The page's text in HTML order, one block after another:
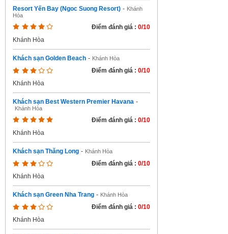
Resort Yến Bay (Ngoc Suong Resort) - Khánh
Hòa
Điểm đánh giá : 0/10
Khánh Hòa
Khách sạn Golden Beach - Khánh Hòa
Điểm đánh giá : 0/10
Khánh Hòa
Khách sạn Best Western Premier Havana -
Khánh Hòa
Điểm đánh giá : 0/10
Khánh Hòa
Khách sạn Thăng Long - Khánh Hòa
Điểm đánh giá : 0/10
Khánh Hòa
Khách sạn Green Nha Trang - Khánh Hòa
Điểm đánh giá : 0/10
Khánh Hòa